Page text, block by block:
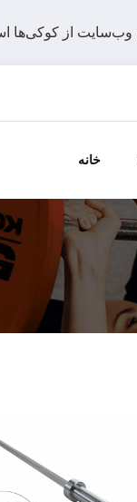
خانه